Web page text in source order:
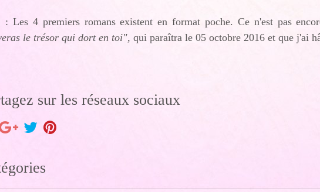
: Les 4 premiers romans existent en format poche. Ce n'est pas
le trésor qui dort en toi",qui paraîtra le 05 octobre 2016 et que j'ai
sur les réseaux sociaux